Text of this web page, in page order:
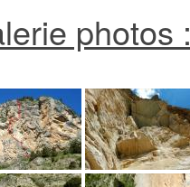
photos :